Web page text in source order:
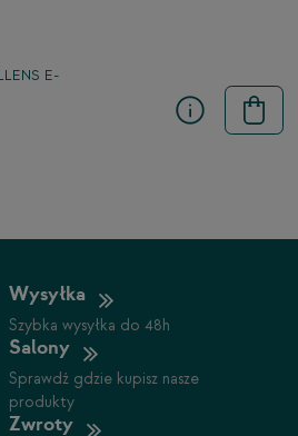
E-
Wysyłka
Szybka wysyłka do 48h
Salony
Sprawdź gdzie kupisz nasze
produkty
Zwroty